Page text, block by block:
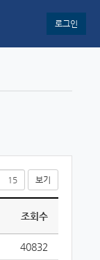
로그인
보기
조회수
40832